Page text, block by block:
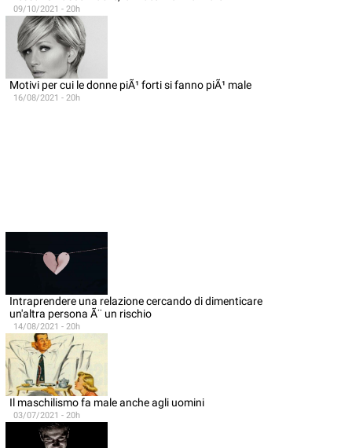
09/10/2021 - 20h
Motivi per cui le donne piÃ¹ forti si fanno piÃ¹ male
16/08/2021 - 20h
Intraprendere una relazione cercando di dimenticare
un'altra persona Ã¨ un rischio
14/08/2021 - 20h
Il maschilismo fa male anche agli uomini
03/07/2021 - 20h